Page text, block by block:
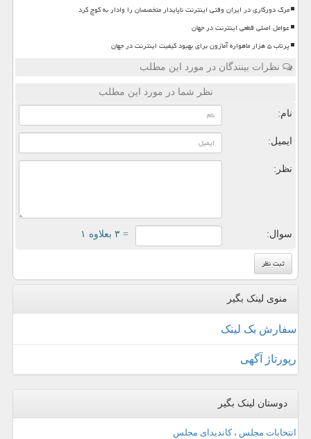
مرگ دورکاری در ایران وقتی اینترنت ناپایدار متخصصان را وادار به کوچ کرد
عوامل اصلی قطعی اینترنت در جهان
پرتاب ۵ هزار ماهواره آمازون برای بهبود کیفیت اینترنت در جهان
نظرات بینندگان در مورد این مطلب
نظر شما در مورد این مطلب
نام:
ایمیل:
نظر:
سوال: = ۳ بعلاوه ۱
منوی لینک بگیر
سفارش بک لینک
رپورتاژ آگهی
دوستان لینک بگیر
انتخابات مجلس ، کاندیدای مجلس